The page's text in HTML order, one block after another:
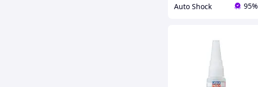
Auto Shock 95%